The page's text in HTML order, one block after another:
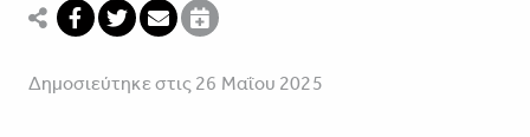
Δημοσιεύτηκε στις 26 Μαΐου 2025